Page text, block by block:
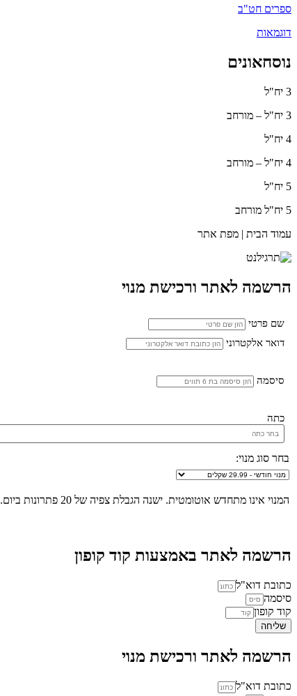
ספרים חט"ב
דוגמאות
נוסחאונים
3 יח"ל
3 יח"ל – מורחב
4 יח"ל
4 יח"ל – מורחב
5 יח"ל
5 יח"ל מורחב
עמוד הבית | מפת אתר
הרשמה לאתר ורכישת מנוי
שם פרטי
דואר אלקטרוני
סיסמה
כתה
בחר סוג מנוי:
המנוי אינו מתחדש אוטומטית. ישנה הגבלת צפיה של 20 פתרונות ביום.האתר הינו "שומר שבת", לא ניתן להכנס לאתר ולצפות בפתרונות החל מכניסת שבת/חג ועד לצאת שבת/חג.
הרשמה לאתר באמצעות קוד קופון
כתובת דוא"ל
סיסמה
קוד קופון
שליחה
הרשמה לאתר ורכישת מנוי
כתובת דוא"ל